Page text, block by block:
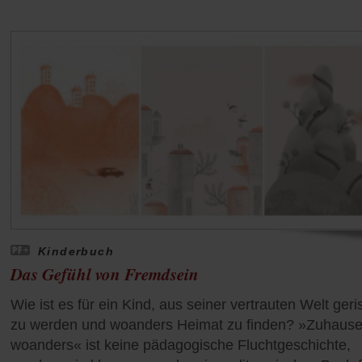
Kinderbuch
Das Gefühl von Fremdsein
Wie ist es für ein Kind, aus seiner vertrauten Welt
zu werden und woanders Heimat zu finden?
woanders« ist keine pädagogische Fluchtgeschichte,